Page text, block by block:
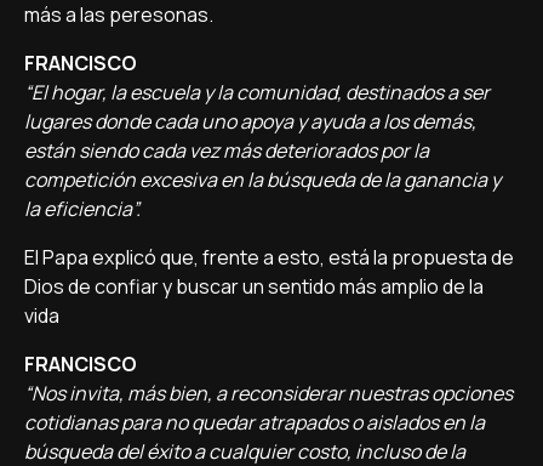
más a las peresonas.
FRANCISCO
“El hogar, la escuela y la comunidad, destinados a ser
lugares donde cada uno apoya y ayuda a los demás,
están siendo cada vez más deteriorados por la
competición excesiva en la búsqueda de la ganancia y
la eficiencia”.
El Papa explicó que, frente a esto, está la propuesta de
Dios de confiar y buscar un sentido más amplio de la
vida
FRANCISCO
“Nos invita, más bien, a reconsiderar nuestras opciones
cotidianas para no quedar atrapados o aislados en la
búsqueda del éxito a cualquier costo, incluso de la